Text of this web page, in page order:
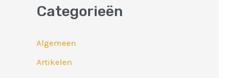
e
n
a
Categorieën
Algemeen
Artikelen